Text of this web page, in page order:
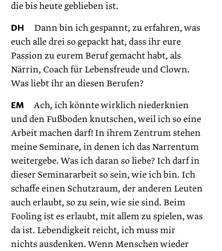
die bis heute geblieben ist.
DH Dann bin ich gespannt, zu erfahren, was
euch alle drei so gepackt hat, dass ihr eure
Passion zu eurem Beruf gemacht habt, als
Närrin, Coach für Lebensfreude und Clown.
Was liebt ihr an diesen Berufen?
EM Ach, ich könnte wirklich niederknien
und den Fußboden knutschen, weil ich so eine
Arbeit machen darf! In ihrem Zentrum stehen
meine Seminare, in denen ich das Narrentum
weitergebe. Was ich daran so liebe? Ich darf in
dieser Seminararbeit so sein, wie ich bin. Ich
schaffe einen Schutzraum, der anderen Leuten
auch erlaubt, so zu sein, wie sie sind. Beim
Fooling ist es erlaubt, mit allem zu spielen, was
da ist. Lebendigkeit reicht, ich muss mir
nichts ausdenken. Wenn Menschen wieder